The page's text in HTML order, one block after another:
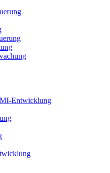
Entwicklung